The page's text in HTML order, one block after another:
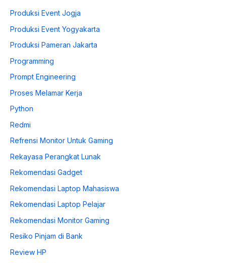
Produksi Event Jogja
Produksi Event Yogyakarta
Produksi Pameran Jakarta
Programming
Prompt Engineering
Proses Melamar Kerja
Python
Redmi
Refrensi Monitor Untuk Gaming
Rekayasa Perangkat Lunak
Rekomendasi Gadget
Rekomendasi Laptop Mahasiswa
Rekomendasi Laptop Pelajar
Rekomendasi Monitor Gaming
Resiko Pinjam di Bank
Review HP